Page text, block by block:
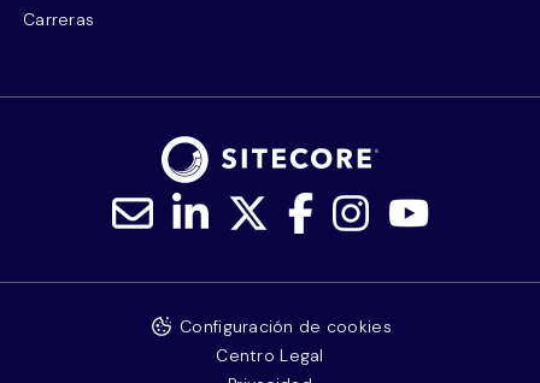
Carreras
Configuración de cookies
Centro Legal